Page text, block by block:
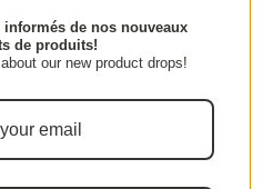
de nos nouveaux
de produits!
our new product drops!